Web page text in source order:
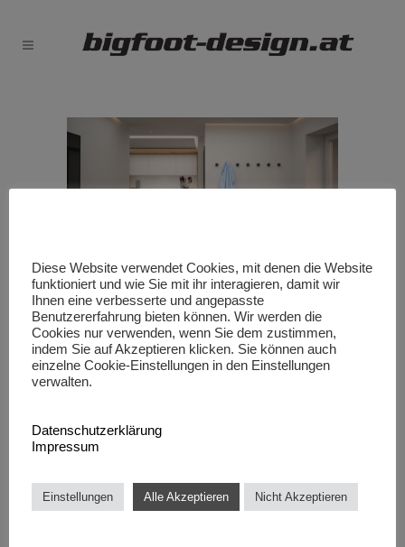
Diese Website verwendet Cookies, mit denen die Website
funktioniert und wie Sie mit ihr interagieren, damit wir
Ihnen eine verbesserte und angepasste
Benutzererfahrung bieten können. Wir werden die
Cookies nur verwenden, wenn Sie dem zustimmen,
indem Sie auf Akzeptieren klicken. Sie können auch
einzelne Cookie-Einstellungen in den Einstellungen
verwalten.
Datenschutzerklärung
Impressum
Einstellungen Alle Akzeptieren Nicht Akzeptieren